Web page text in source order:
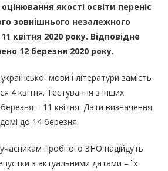
якості освіти переніс
зовнішнього незалежного
квітня 2020 року. Відповідне
12 березня 2020 року.
мови і літератури замість
4 квітня. Тестування з інших
– 11 квітня. Дати визначення
до 14 березня.
пробного ЗНО надійдуть
з актуальними датами – їх